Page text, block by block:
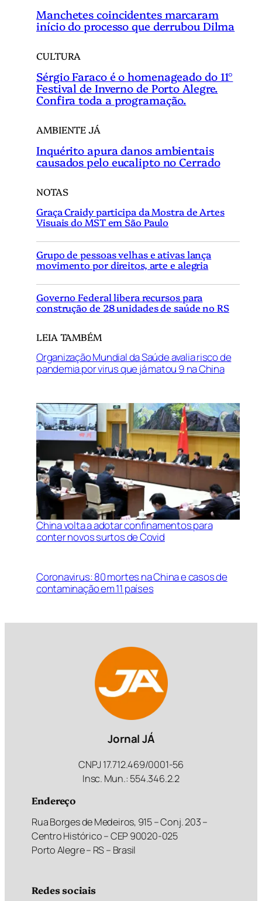
Manchetes coincidentes marcaram
início do processo que derrubou Dilma
CULTURA
Sérgio Faraco é o homenageado do 11°
Festival de Inverno de Porto Alegre.
Confira toda a programação.
AMBIENTE JÁ
Inquérito apura danos ambientais
causados pelo eucalipto no Cerrado
NOTAS
Graça Craidy participa da Mostra de Artes
Visuais do MST em São Paulo
Grupo de pessoas velhas e ativas lança
movimento por direitos, arte e alegria
Governo Federal libera recursos para
construção de 28 unidades de saúde no RS
LEIA TAMBÉM
Organização Mundial da Saúde avalia risco de
pandemia por virus que já matou 9 na China
China volta a adotar confinamentos para
conter novos surtos de Covid
Coronavirus: 80 mortes na China e casos de
contaminação em 11 países
Jornal JÁ
CNPJ 17.712.469/0001-56
Insc. Mun.: 554.346.2.2
Endereço
Rua Borges de Medeiros, 915 – Conj. 203 –
Centro Histórico – CEP 90020-025
Porto Alegre – RS – Brasil
Redes sociais